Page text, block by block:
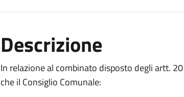
Descrizione
In relazione al combinato disposto degli artt.
che il Consiglio Comunale: